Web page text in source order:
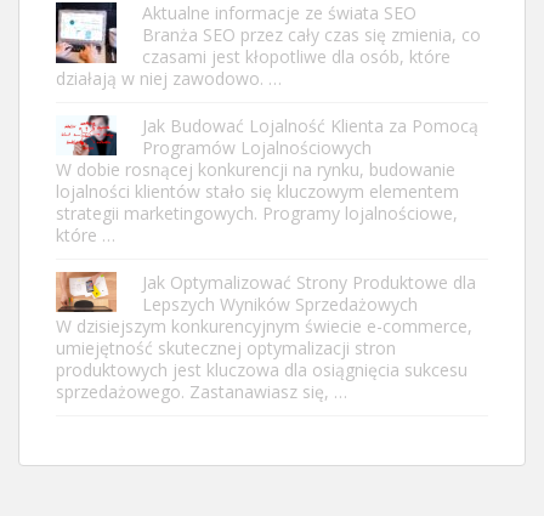
Aktualne informacje ze świata SEO
Branża SEO przez cały czas się zmienia, co
czasami jest kłopotliwe dla osób, które
działają w niej zawodowo. …
Jak Budować Lojalność Klienta za Pomocą
Programów Lojalnościowych
W dobie rosnącej konkurencji na rynku, budowanie
lojalności klientów stało się kluczowym elementem
strategii marketingowych. Programy lojalnościowe,
które …
Jak Optymalizować Strony Produktowe dla
Lepszych Wyników Sprzedażowych
W dzisiejszym konkurencyjnym świecie e-commerce,
umiejętność skutecznej optymalizacji stron
produktowych jest kluczowa dla osiągnięcia sukcesu
sprzedażowego. Zastanawiasz się, …